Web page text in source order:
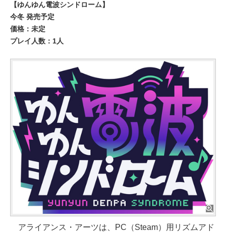
【ゆんゆん電波シンドローム】
今冬 発売予定
価格：未定
プレイ人数：1人
アライアンス・アーツは、PC（Steam）用リズムアド